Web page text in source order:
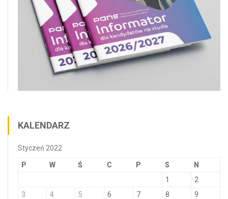
KALENDARZ
Styczeń 2022
P W Ś C P S
N
1
2
3
4 5 6 7 8 9